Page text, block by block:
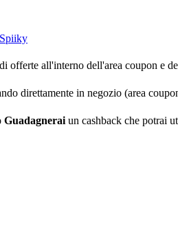
offerte all'interno dell'area coupon e
direttamente in negozio (area
Guadagnerai un cashback che potrai